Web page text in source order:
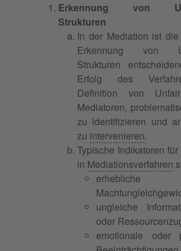
Erkennung von
Strukturen
In der Mediation ist die
Erkennung von
Strukturen
Erfolg des
Definition von
Mediatoren,
zu identifizieren und
zu intervenieren.
Typische Indikatoren
in Mediationsverfahren
erhebliche
ungleiche
oder
emotionale oder